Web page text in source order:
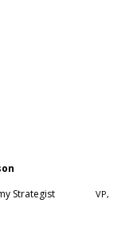
Strategist VP,